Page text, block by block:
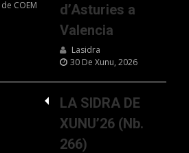
d’Asturies a
Valencia
Lasidra
30 De Xunu, 2026
LA SIDRA DE
XUNU’26 (Nb.
266)